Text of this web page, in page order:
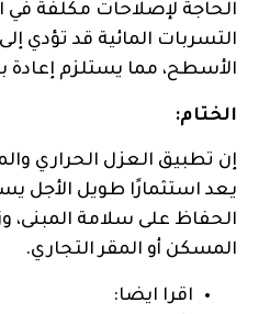
الحاجة لإصلاحات مكلفة
التسربات المائية قد تؤدي إلى
الأسطح، مما يستلزم إعادة
الختام:
إن تطبيق العزل الحراري
يعد استثمارًا طويل الأجل
الحفاظ على سلامة المبنى،
المسكن أو المقر التجاري.
اقرا ايضا: